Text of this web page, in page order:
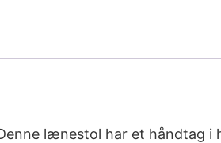
lænestol har et håndtag i